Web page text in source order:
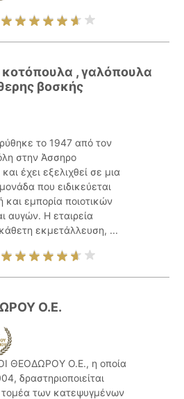
κοτόπουλα , γαλόπουλα
βοσκής
το 1947 από τον
στην Άσσηρο
έχει εξελιχθεί σε μια
που ειδικεύεται
εμπορία ποιοτικών
αυγών. Η εταιρεία
εκμετάλλευση, ...
Ο.Ε.
ΘΕΟΔΩΡΟΥ Ο.Ε., η οποία
δραστηριοποιείται
τομέα των κατεψυγμένων